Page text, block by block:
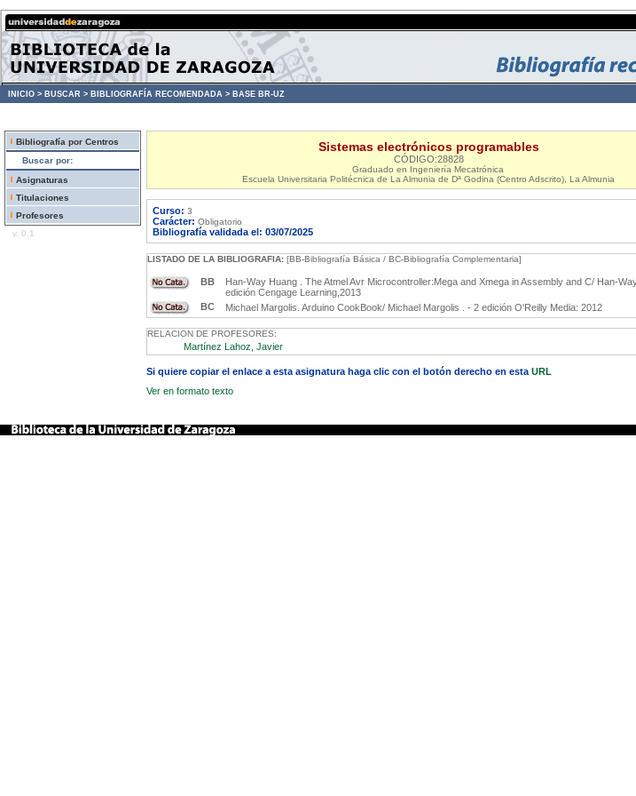
INICIO > BUSCAR > BIBLIOGRAFÍA RECOMENDADA > BASE BR-UZ
Bibliografía por Centros
Buscar por:
Asignaturas
Titulaciones
Profesores
v. 0.1
Sistemas electrónicos programables
CÓDIGO:28828
Graduado en Ingeniería Mecatrónica
Escuela Universitaria Politécnica de La Almunia de Dª Godina (Centro Adscrito), La Almunia
Curso: 3
Carácter: Obligatorio
Bibliografía validada el: 03/07/2025
LISTADO DE LA BIBLIOGRAFIA: [BB-Bibliografía Básica / BC-Bibliografía Complementaria]
BB
Han-Way Huang . The Atmel Avr Microcontroller:Mega and Xmega in Assembly and C/ Han-
edición Cengage Learning,2013
BC
Michael Margolis. Arduino CookBook/ Michael Margolis . - 2 edición O'Reilly Media: 2012
RELACION DE PROFESORES:
Martínez Lahoz, Javier
Si quiere copiar el enlace a esta asignatura haga clic con el botón derecho en esta URL
Ver en formato texto